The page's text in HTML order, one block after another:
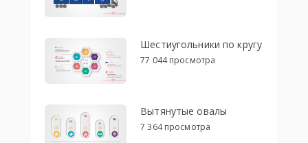
Шестиугольники по кругу
77 044 просмотра
Вытянутые овалы
7 364 просмотра